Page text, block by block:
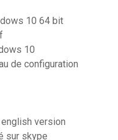
10 64 bit
10
de configuration
version
sur skype